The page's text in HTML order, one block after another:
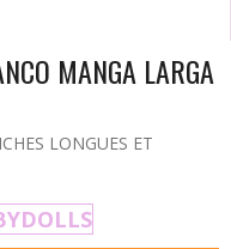
MANGA LARGA
LONGUES ET